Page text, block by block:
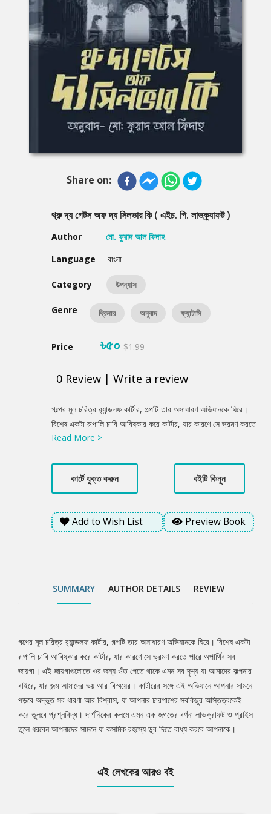
Share on:
থ্রু দ্য গেটস অফ দ্য সিলভার কি ( এইচ. পি. লাভক্র্যাফট )
Author
মো. ফুয়াদ আল ফিদাহ
Language
বাংলা
Category উপন্যাস
Genre থ্রিলার অনুবাদ ফ্যান্টাসি
Price ৳৫০ $1.99
0 Review | Write a review
Product
Summery
গল্পের মূল চরিত্র র‍্যান্ডলফ কার্টার, গল্পটি তার অসাধারণ অভিযানকে ঘিরে।
বিশেষ একটা রূপালি চাবি আবিষ্কার করে কার্টার, যার কারণে সে ভ্রমণ করতে
পারে অপার্থিব সব জায়গা। এই জায়গাগুলোতে ওর জন্য ওঁত পেতে থাকে এমন
কার্টারের সঙ্গে এই অভিযানে আপনার সামনে পড়বে অদ্ভুত সব ধারণা আর
বিশ্বাস, যা আপনার চারপাশের সবকিছুর অস্তিত্বকেই করে তুলবে
প্রশ্নবিদ্ধ। দার্শনিকের কলমে এমন এক জগতের বর্ণনা লাভক্রাফট ও প্রাইস
তুলে ধরবেন আপনাদের সামনে যা কসমিক রহস্যে ডুব দিতে বাধ্য করবে
আপনাকে।
Read More >
কার্টে যুক্ত করুন বইটি কিনুন
Add to Wish List Preview Book
SUMMARY AUTHOR DETAILS REVIEW
Tab
Article
গল্পের মূল চরিত্র র‍্যান্ডলফ কার্টার, গল্পটি তার অসাধারণ অভিযানকে ঘিরে। বিশেষ একটা
রূপালি চাবি আবিষ্কার করে কার্টার, যার কারণে সে ভ্রমণ করতে পারে অপার্থিব সব
জায়গা। এই জায়গাগুলোতে ওর জন্য ওঁত পেতে থাকে এমন সব দৃশ্য যা আমাদের কল্পনার
বাইরে, যার জন্ম আমাদের ভয় আর বিস্ময়ের। কার্টারের সঙ্গে এই অভিযানে আপনার সামনে
পড়বে অদ্ভুত সব ধারণা আর বিশ্বাস, যা আপনার চারপাশের সবকিছুর অস্তিত্বকেই
করে তুলবে প্রশ্নবিদ্ধ। দার্শনিকের কলমে এমন এক জগতের বর্ণনা লাভক্রাফট ও প্রাইস
তুলে ধরবেন আপনাদের সামনে যা কসমিক রহস্যে ডুব দিতে বাধ্য করবে আপনাকে।
এই লেখকের আরও বই